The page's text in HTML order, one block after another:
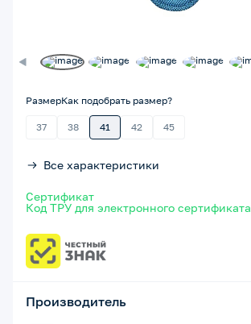
РазмерКак подобрать размер?
37 38 41 42 45
Все характеристики
Сертификат
Код ТРУ для электронного сертификата
Производитель